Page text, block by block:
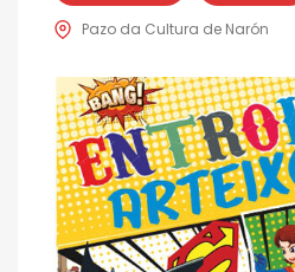
Pazo da Cultura de Narón